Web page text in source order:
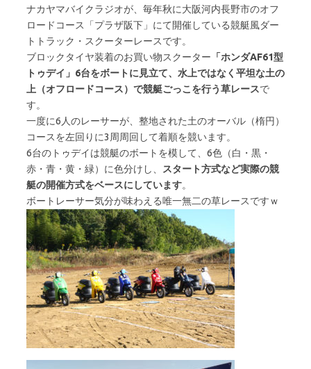
ナカヤマバイクラジオが、毎年秋に大阪河内長野市のオフ
ロードコース「プラザ阪下」にて開催している競艇風ダー
トトラック・スクーターレースです。
ブロックタイヤ装着のお買い物スクーター 「ホンダAF61型
トゥデイ」6台をボートに見立て、水上ではなく平坦な土の
上（オフロードコース）で競艇ごっこを行う草レースで
す。
一度に6人のレーサーが、整地された土のオーバル（楕円）
コースを左回りに3周周回して着順を競います。
6台のトゥデイは競艇のボートを模して、6色（白・黒・
赤・青・黄・緑）に色分けし、 スタート方式など実際の競
艇の開催方式をベースにしています。
ボートレーサー気分が味わえる唯一無二の草レースですｗ